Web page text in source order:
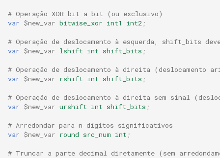
weauth
woothee
worker-events
xxhash
# Operação XOR bit a bit (ou exclusivo)
var $new_var bitwise_xor int1 int2 ;
# Operação de deslocamento à esquerda, shift_bits
var $new_var lshift int shift_bits ;
# Operação de deslocamento à direita
var $new_var rshift int shift_bits ;
# Operação de deslocamento à direita sem sinal
var $new_var urshift int shift_bits ;
# Arredondar para n dígitos significativos
var $new_var round src_num int ;
# Truncar a parte decimal diretamente (sem